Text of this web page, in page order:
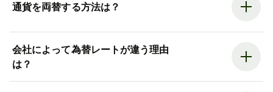
通貨を両替する方法は？
会社によって為替レートが違う理由
は？